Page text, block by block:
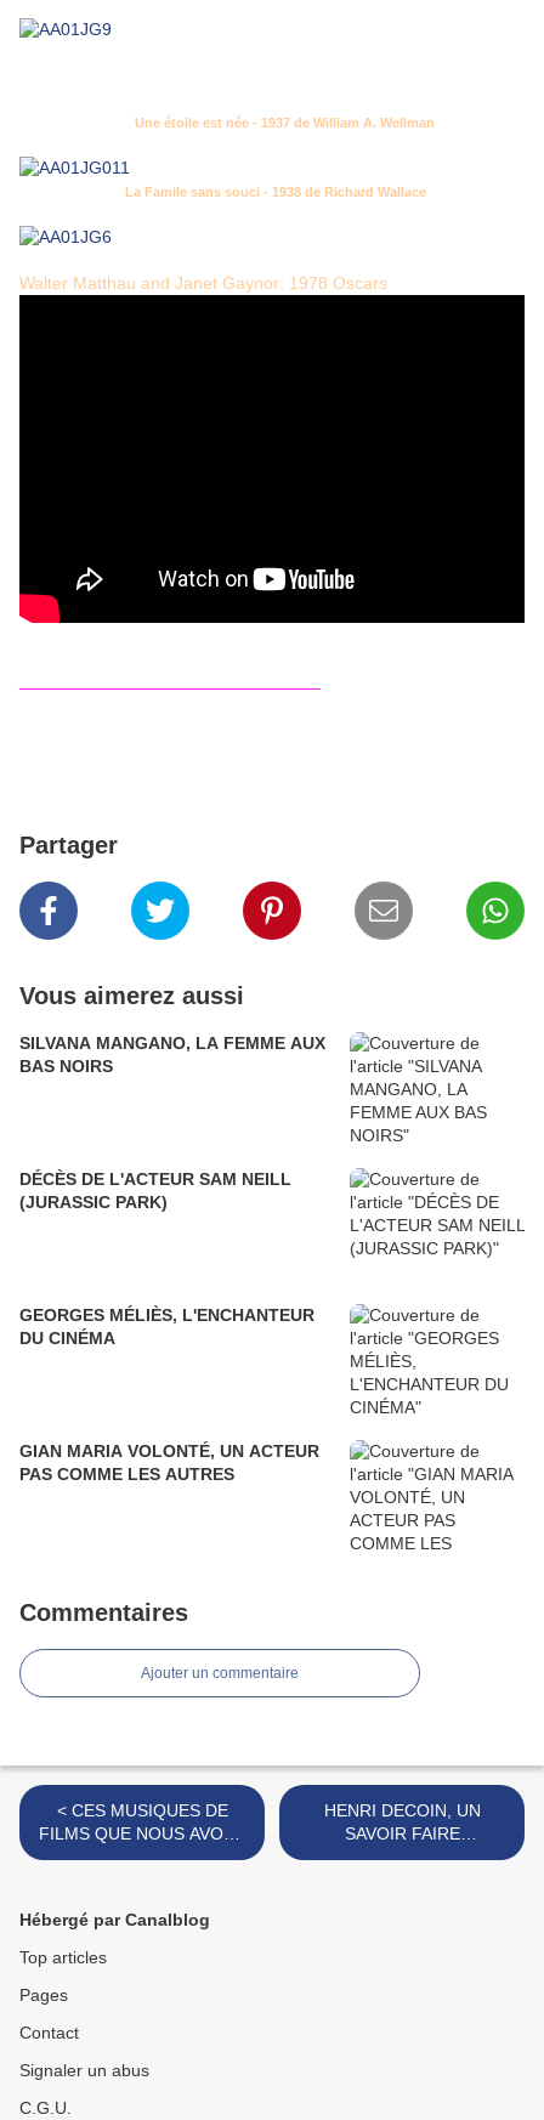
Une étoile est née - 1937 de William A. Wellman
La Famile sans souci - 1938 de Richard Wallace
Walter Matthau and Janet Gaynor: 1978 Oscars
Partager
Vous aimerez aussi
SILVANA MANGANO, LA FEMME AUX
BAS NOIRS
DÉCÈS DE L'ACTEUR SAM NEILL
(JURASSIC PARK)
GEORGES MÉLIÈS, L'ENCHANTEUR
DU CINÉMA
GIAN MARIA VOLONTÉ, UN ACTEUR
PAS COMME LES AUTRES
Commentaires
Ajouter un commentaire
< CES MUSIQUES DE
FILMS QUE NOUS AVONS
TANT AIMÉS
HENRI DECOIN, UN
SAVOIR FAIRE
CINÉMATOGRAPHIQUEME
Hébergé par Canalblog
Top articles
Pages
Contact
Signaler un abus
C.G.U.